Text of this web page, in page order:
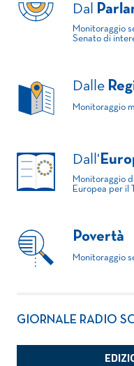
Dal
Monitoraggio
Senato di
Dalle
Monitoraggio
Dall'
Monitoraggio
Europea per il
Povertà
Monitoraggio
GIORNALE RADIO